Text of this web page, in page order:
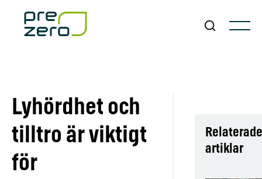
Lyhördhet och
tilltro är viktigt
för
Relaterade
artiklar